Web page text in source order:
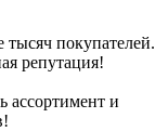
тысяч покупателей.
репутация!
ассортимент и